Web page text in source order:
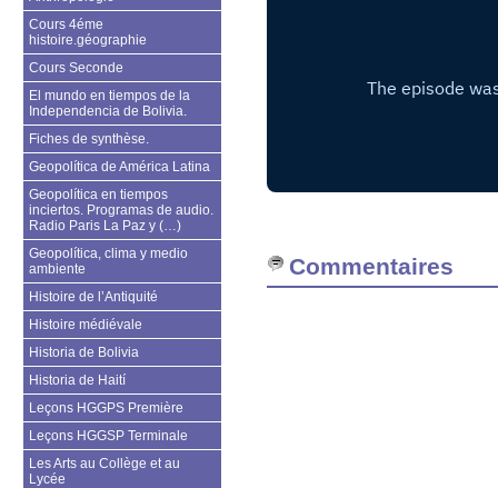
Commentaires
Cours 4éme
histoire.géographie
Cours Seconde
El mundo en tiempos de la
Independencia de Bolivia.
Fiches de synthèse.
Geopolítica de América Latina
Geopolítica en tiempos
inciertos. Programas de audio.
Radio Paris La Paz y (…)
Geopolítica, clima y medio
ambiente
Histoire de l’Antiquité
Histoire médiévale
Historia de Bolivia
Historia de Haití
Leçons HGGPS Première
Leçons HGGSP Terminale
Les Arts au Collège et au
Lycée